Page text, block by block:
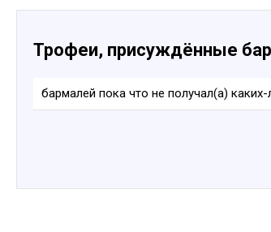
Трофеи, присуждённые
бармалей пока что не получал(а)